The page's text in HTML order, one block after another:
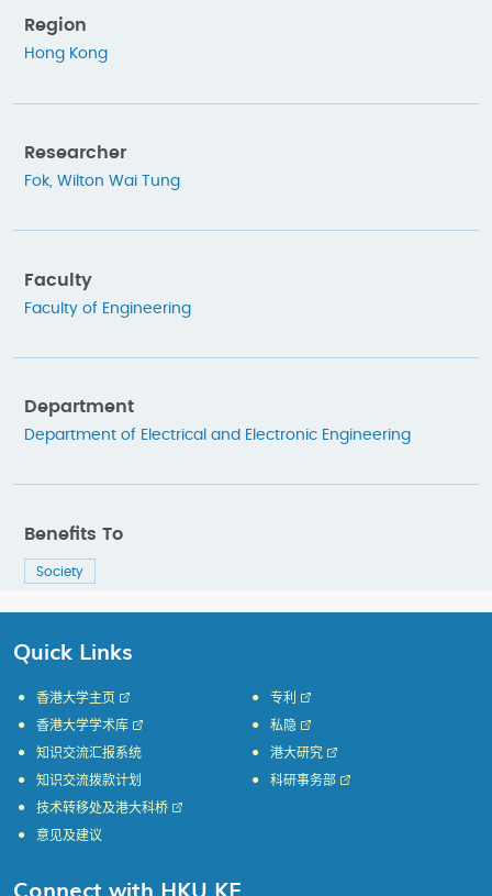
Region
Hong Kong
Researcher
Fok, Wilton Wai Tung
Faculty
Faculty of Engineering
Department
Department of Electrical and Electronic Engineering
Benefits To
Society
Quick Links
香港大学主页
香港大学学术库
知识交流汇报系统
知识交流拨款计划
专利
私隐
港大研究
科研事务部
技术转移处及港大科桥
意见及建议
Connect with HKU KE